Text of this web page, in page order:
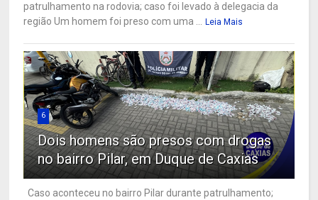
patrulhamento na rodovia; caso foi levado à delegacia da
região Um homem foi preso com uma ... Leia Mais
6
Dois homens são presos com drogas
no bairro Pilar, em Duque de Caxias
Caso aconteceu no bairro Pilar durante patrulhamento;